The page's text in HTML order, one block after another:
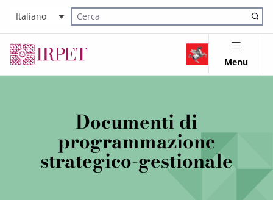
Italiano
Cerca nel sito
Menu
Documenti di
programmazione
strategico-gestionale